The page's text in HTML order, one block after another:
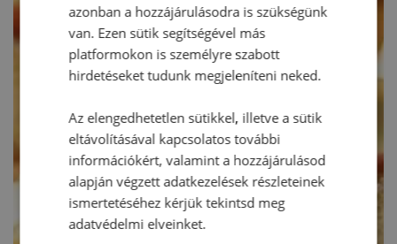
azonban a hozzájárulásodra is szükségünk
van. Ezen sütik segítségével más
platformokon is személyre szabott
hirdetéseket tudunk megjeleníteni neked.
Az elengedhetetlen sütikkel, illetve a sütik
eltávolításával kapcsolatos további
információkért, valamint a hozzájárulásod
alapján végzett adatkezelések részleteinek
ismertetéséhez kérjük tekintsd meg
adatvédelmi elveinket.